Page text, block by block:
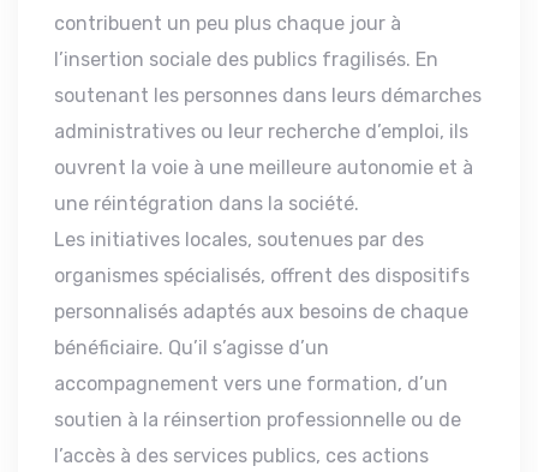
contribuent un peu plus chaque jour à
l’insertion sociale des publics fragilisés. En
soutenant les personnes dans leurs démarches
administratives ou leur recherche d’emploi, ils
ouvrent la voie à une meilleure autonomie et à
une réintégration dans la société.
Les initiatives locales, soutenues par des
organismes spécialisés, offrent des dispositifs
personnalisés adaptés aux besoins de chaque
bénéficiaire. Qu’il s’agisse d’un
accompagnement vers une formation, d’un
soutien à la réinsertion professionnelle ou de
l’accès à des services publics, ces actions